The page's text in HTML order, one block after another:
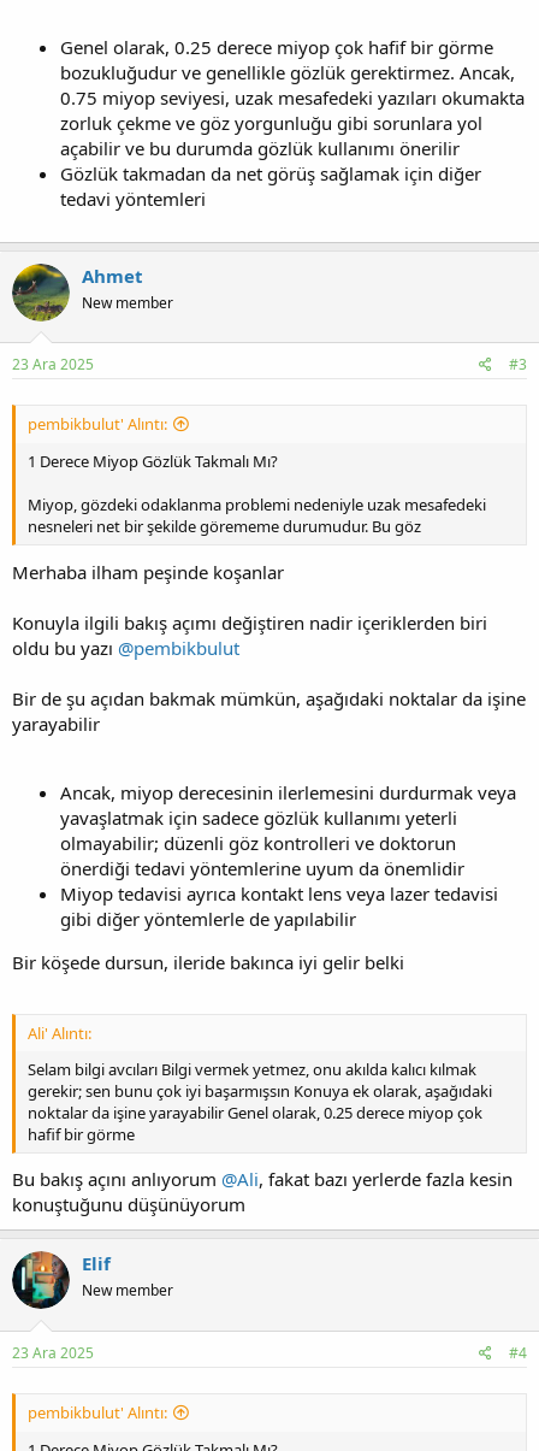
Genel olarak, 0.25 derece miyop çok hafif bir görme
bozukluğudur ve genellikle gözlük gerektirmez. Ancak,
0.75 miyop seviyesi, uzak mesafedeki yazıları okumakta
zorluk çekme ve göz yorgunluğu gibi sorunlara yol
açabilir ve bu durumda gözlük kullanımı önerilir
Gözlük takmadan da net görüş sağlamak için diğer
tedavi yöntemleri
Ahmet
New member
23 Ara 2025 #3
pembikbulut' Alıntı:
1 Derece Miyop Gözlük Takmalı Mı?
Miyop, gözdeki odaklanma problemi nedeniyle uzak mesafedeki
nesneleri net bir şekilde görememe durumudur. Bu göz
Merhaba ilham peşinde koşanlar
Konuyla ilgili bakış açımı değiştiren nadir içeriklerden biri
oldu bu yazı @pembikbulut
Bir de şu açıdan bakmak mümkün, aşağıdaki noktalar da işine
yarayabilir
Ancak, miyop derecesinin ilerlemesini durdurmak veya
yavaşlatmak için sadece gözlük kullanımı yeterli
olmayabilir; düzenli göz kontrolleri ve doktorun
önerdiği tedavi yöntemlerine uyum da önemlidir
Miyop tedavisi ayrıca kontakt lens veya lazer tedavisi
gibi diğer yöntemlerle de yapılabilir
Bir köşede dursun, ileride bakınca iyi gelir belki
Ali' Alıntı:
Selam bilgi avcıları Bilgi vermek yetmez, onu akılda kalıcı kılmak
gerekir; sen bunu çok iyi başarmışsın Konuya ek olarak, aşağıdaki
noktalar da işine yarayabilir Genel olarak, 0.25 derece miyop çok
hafif bir görme
Bu bakış açını anlıyorum @Ali, fakat bazı yerlerde fazla kesin
konuştuğunu düşünüyorum
Elif
New member
23 Ara 2025 #4
pembikbulut' Alıntı: